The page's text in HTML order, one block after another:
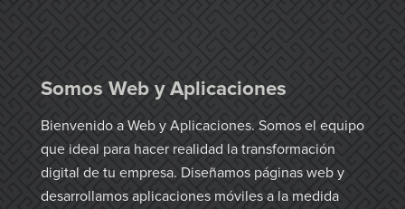
Somos Web y Aplicaciones
Bienvenido a Web y Aplicaciones. Somos el equipo
que ideal para hacer realidad la transformación
digital de tu empresa. Diseñamos páginas web y
desarrollamos aplicaciones móviles a la medida